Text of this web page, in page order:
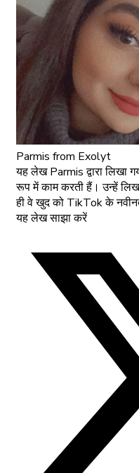
Parmis from Exolyt
यह लेख Parmis द्वारा लिखा
रूप में काम करती हैं। उन्हें
ही वे खुद को TikTok के
यह लेख साझा करें